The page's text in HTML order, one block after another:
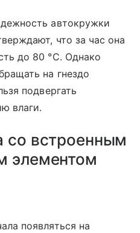
автокружки
что за час она
до 80 °С. Однако
на гнездо
подвергать
влаги.
со встроенным
элементом
появляться на